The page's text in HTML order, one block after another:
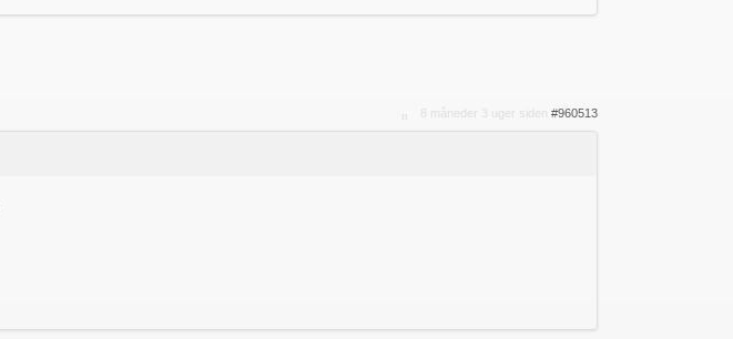
8 måneder 3 uger siden #960513